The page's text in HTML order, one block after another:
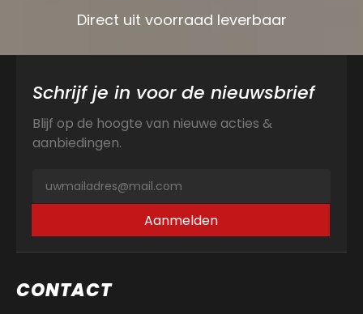
Direct uit voorraad leverbaar
Schrijf je in voor de nieuwsbrief
Blijf op de hoogte van nieuwe acties &
aanbiedingen.
Aanmelden
CONTACT